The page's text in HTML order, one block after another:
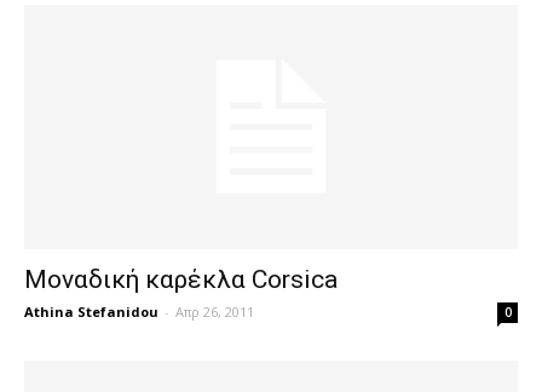
Μοναδική καρέκλα Corsica
Athina Stefanidou - Απρ 26, 2011 0